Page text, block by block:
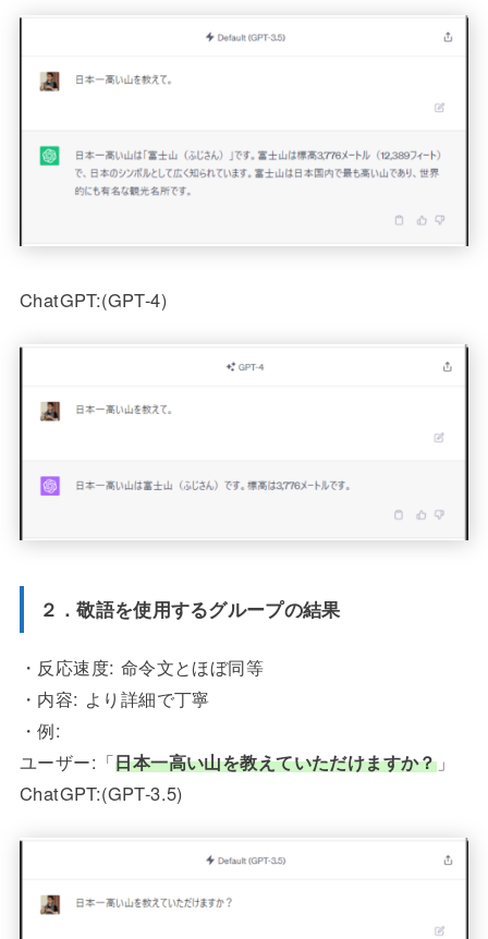
ChatGPT:(GPT-4)
２．敬語を使用するグループの結果
・反応速度: 命令文とほぼ同等
・内容: より詳細で丁寧
・例:
ユーザー:「日本一高い山を教えていただけますか？」
ChatGPT:(GPT-3.5)